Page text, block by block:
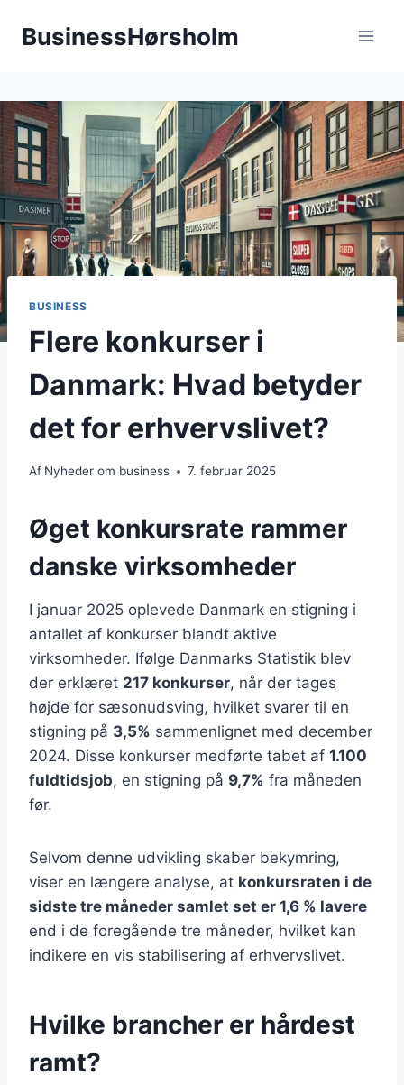
BusinessHørsholm
BUSINESS
Flere konkurser i
Danmark: Hvad betyder
det for erhvervslivet?
Af Nyheder om business 7. februar 2025
Øget konkursrate rammer
danske virksomheder
I januar 2025 oplevede Danmark en stigning i
antallet af konkurser blandt aktive
virksomheder. Ifølge Danmarks Statistik blev
der erklæret 217 konkurser, når der tages
højde for sæsonudsving, hvilket svarer til en
stigning på 3,5% sammenlignet med december
2024. Disse konkurser medførte tabet af 1.100
fuldtidsjob, en stigning på 9,7% fra måneden
før.
Selvom denne udvikling skaber bekymring,
viser en længere analyse, at konkursraten i de
sidste tre måneder samlet set er 1,6 % lavere
end i de foregående tre måneder, hvilket kan
indikere en vis stabilisering af erhvervslivet.
Hvilke brancher er hårdest
ramt?